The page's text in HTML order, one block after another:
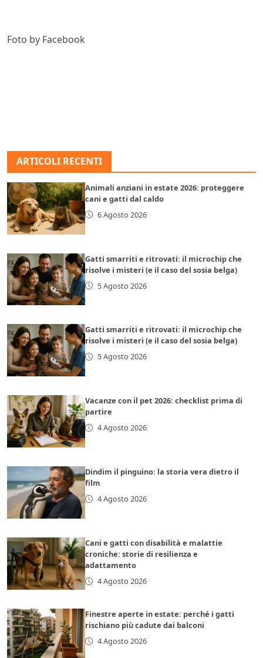
Foto by Facebook
ARTICOLI RECENTI
Animali anziani in estate 2026: proteggere
cani e gatti dal caldo
6 Agosto 2026
Gatti smarriti e ritrovati: il microchip che
risolve i misteri (e il caso del sosia belga)
5 Agosto 2026
Gatti smarriti e ritrovati: il microchip che
risolve i misteri (e il caso del sosia belga)
5 Agosto 2026
Vacanze con il pet 2026: checklist prima di
partire
4 Agosto 2026
Dindim il pinguino: la storia vera dietro il
film
4 Agosto 2026
Cani e gatti con disabilità e malattie
croniche: storie di resilienza e
adattamento
4 Agosto 2026
Finestre aperte in estate: perché i gatti
rischiano più cadute dai balconi
4 Agosto 2026